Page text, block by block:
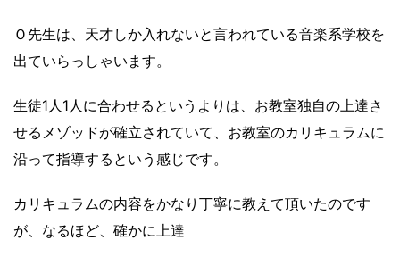
Ｏ先生は、天才しか入れないと言われている音楽系学校を
出ていらっしゃいます。
生徒1人1人に合わせるというよりは、お教室独自の上達さ
せるメゾッドが確立されていて、お教室のカリキュラムに
沿って指導するという感じです。
カリキュラムの内容をかなり丁寧に教えて頂いたのです
が、なるほど、確かに上達